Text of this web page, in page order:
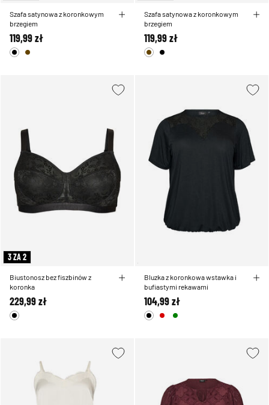
Szafa satynowa z koronkowym
brzegiem
119,99 zł
Szafa satynowa z koronkowym
brzegiem
119,99 zł
3 ZA 2
Biustonosz bez fiszbinów z
koronka
229,99 zł
Bluzka z koronkowa wstawka i
bufiastymi rekawami
104,99 zł